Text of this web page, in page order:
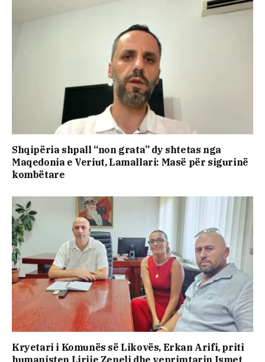
Shqipëria shpall “non grata” dy shtetas nga
Maqedonia e Veriut, Lamallari: Masë për sigurinë
kombëtare
Kryetari i Komunës së Likovës, Erkan Arifi, priti
humanisten Lirije Zeneli dhe veprimtarin Ismet